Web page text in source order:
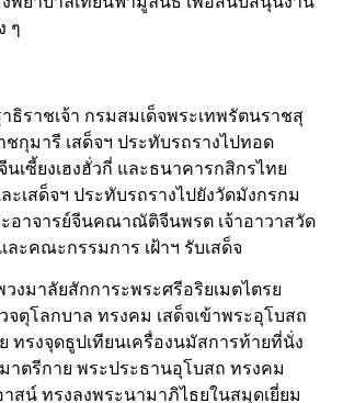
ๆ
ธิราชเจ้า กรมสมเด็จพระเทพรัตนราชสุ
กุมารี เสด็จฯ ประทับรถรางไปทอด
นเซี้ยงเฮงฮั่วกี่ และธนาคารกสิกรไทย
ะเสด็จฯ ประทับรถรางไปยังวัดมังกรกม
อาจารย์จีนคณาณัติจีนพรต เจ้าอาวาสวัด
ะคณะกรรมการ เฝ้าฯ รับเสด็จ
งมาลัยสักการะพระศรีอริยเมตไตรย
ตุโลกบาล ทรงคม เสด็จเข้าพระอุโบสถ
ทรงจุดธูปเทียนเครื่องนมัสการท้ายที่นั่ง
ตรีกาย พระประธานอุโบสถ ทรงคม
สน์ ทรงลงพระนามาภิไธยในสมุดเยี่ยม